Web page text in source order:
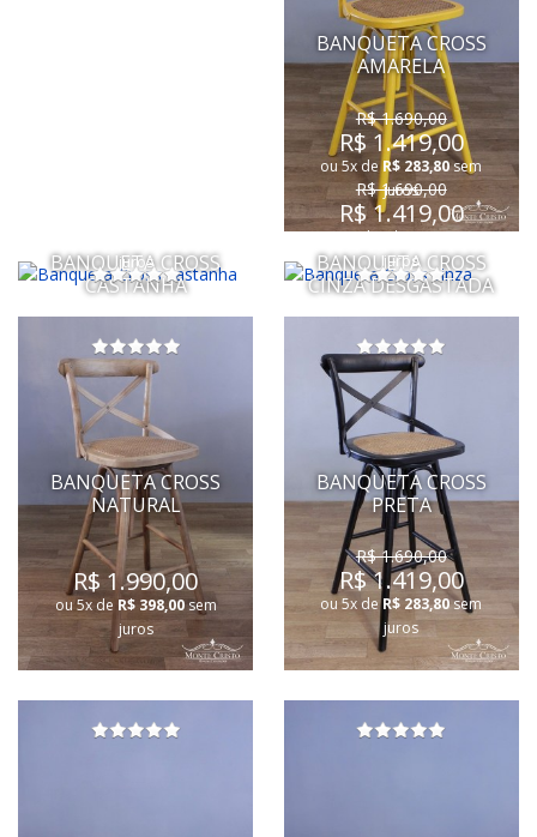
BANQUETA CROSS
AMARELA
R$ 1.690,00
R$ 1.419,00
ou 5x deR$ 283,80sem
juros
BANQUETA CROSS
CASTANHA
juros
BANQUETA CROSS
CINZA DESGASTADA
R$ 1.690,00
R$ 1.419,00
ou 5x deR$ 283,80sem
juros
BANQUETA CROSS
NATURAL
R$ 1.990,00
ou 5x de R$ 398,00sem
juros
BANQUETA CROSS
PRETA
R$ 1.690,00
R$ 1.419,00
ou 5x deR$ 283,80sem
juros